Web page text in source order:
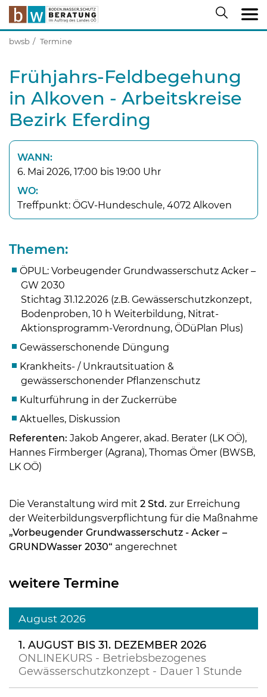
Skip to main content
bwsb Termine
Frühjahrs-Feldbegehung
in Alkoven - Arbeitskreise
Bezirk Eferding
WANN:
6. Mai 2026, 17:00 bis 19:00 Uhr
WO:
Treffpunkt: ÖGV-Hundeschule, 4072 Alkoven
Themen:
ÖPUL: Vorbeugender Grundwasserschutz Acker –
GW 2030
Stichtag 31.12.2026 (z.B. Gewässerschutzkonzept,
Bodenproben, 10 h Weiterbildung, Nitrat-
Aktionsprogramm-Verordnung, ÖDüPlan Plus)
Gewässerschonende Düngung
Krankheits- / Unkrautsituation &
gewässerschonender Pflanzenschutz
Kulturführung in der Zuckerrübe
Aktuelles, Diskussion
Referenten: Jakob Angerer, akad. Berater (LK OÖ),
Hannes Firmberger (Agrana), Thomas Ömer (BWSB,
LK OÖ)
Die Veranstaltung wird mit 2 Std. zur Erreichung
der Weiterbildungsverpflichtung für die Maßnahme
„Vorbeugender Grundwasserschutz - Acker –
GRUNDWasser 2030“ angerechnet
weitere Termine
August 2026
1. AUGUST BIS 31. DEZEMBER 2026
ONLINEKURS - Betriebsbezogenes
Gewässerschutzkonzept - Dauer 1 Stunde